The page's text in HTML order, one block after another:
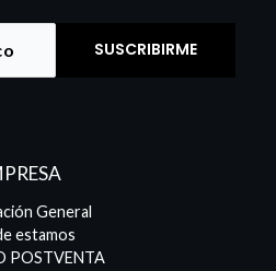
General
estamos
POSTVENTA